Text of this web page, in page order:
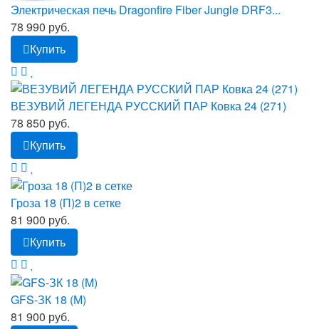
Электрическая печь Dragonfire Fiber Jungle DRF3...
78 990 руб.
Купить
ВЕЗУВИЙ ЛЕГЕНДА РУССКИЙ ПАР Ковка 24 (271)
78 850 руб.
Купить
Гроза 18 (П)2 в сетке
81 900 руб.
Купить
GFS-ЗК 18 (М)
81 900 руб.